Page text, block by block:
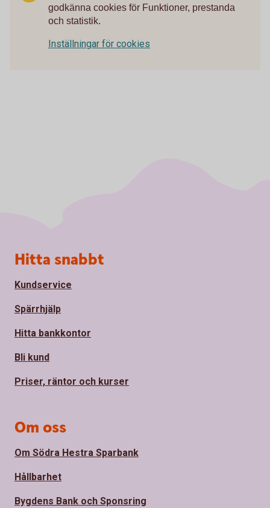
godkänna cookies för Funktioner, prestanda
och statistik.
Inställningar för cookies
Sidfot
Hitta snabbt
Kundservice
Spärrhjälp
Hitta bankkontor
Bli kund
Priser, räntor och kurser
Om oss
Om Södra Hestra Sparbank
Hållbarhet
Bygdens Bank och Sponsring